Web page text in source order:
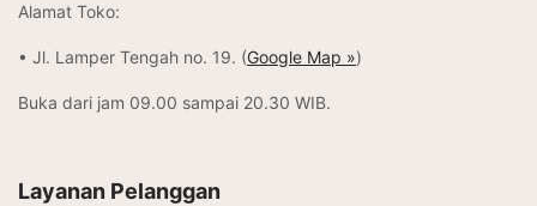
Alamat Toko:
• Jl. Lamper Tengah no. 19. (Google Map »)
Buka dari jam 09.00 sampai 20.30 WIB.
Layanan Pelanggan